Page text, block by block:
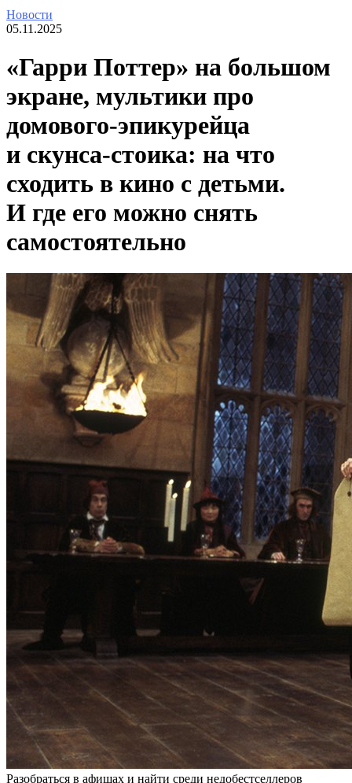
Новости
05.11.2025
«Гарри Поттер» на большом
экране, мультики про
домового-эпикурейца
и скунса-стоика: на что
сходить в кино с детьми.
И где его можно снять
самостоятельно
Разобраться в афишах и найти среди недобестселлеров